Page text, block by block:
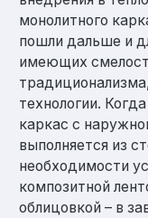
монолитного
пошли дальше и
имеющих
технологии.
каркас с
выполняется из
необходимости
композитной
облицовкой – в